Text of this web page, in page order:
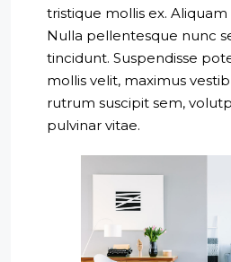
tristique mollis ex.
Nulla pellentesque nunc
tincidunt. Suspendisse
mollis velit, maximus
rutrum suscipit sem,
pulvinar vitae.